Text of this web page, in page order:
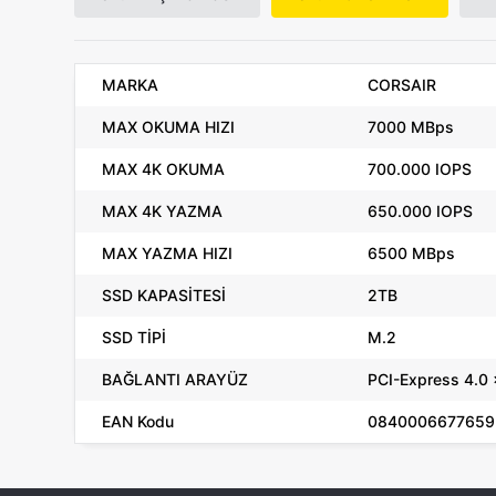
MARKA CORSAIR
MAX OKUMA HIZI 7000 MBps
MAX 4K OKUMA 700.000 IOPS
MAX 4K YAZMA 650.000 IOPS
MAX YAZMA HIZI 6500 MBps
SSD KAPASİTESİ 2TB
SSD TİPİ M.2
BAĞLANTI ARAYÜZ PCI-Express 4.0
EAN Kodu 0840006677659